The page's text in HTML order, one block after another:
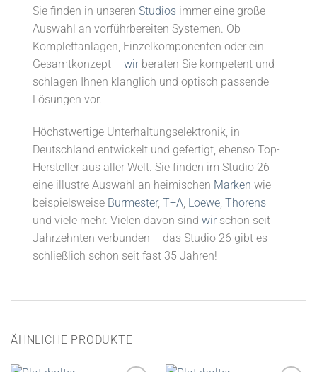
Sie finden in unseren Studios immer eine große
Auswahl an vorführbereiten Systemen. Ob
Komplettanlagen, Einzelkomponenten oder ein
Gesamtkonzept – wir beraten Sie kompetent und
schlagen Ihnen klanglich und optisch passende
Lösungen vor.
Höchstwertige Unterhaltungselektronik, in
Deutschland entwickelt und gefertigt, ebenso Top-
Hersteller aus aller Welt. Sie finden im Studio 26
eine illustre Auswahl an heimischen Marken wie
beispielsweise Burmester, T+A Loewe Thorens
und viele mehr. Vielen davon sind wir schon seit
Jahrzehnten verbunden – das Studio 26 gibt es
schließlich schon seit fast 35 Jahren!
ÄHNLICHE PRODUKTE